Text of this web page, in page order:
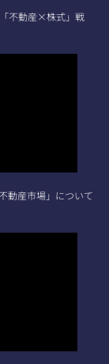
不動産×株式」戦
動産市場」について